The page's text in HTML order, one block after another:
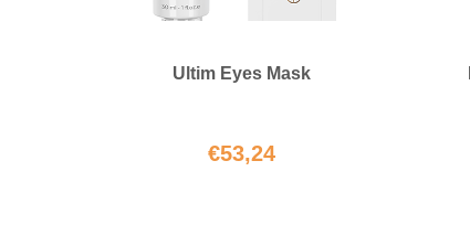
Ultim Eyes Mask
€53,24